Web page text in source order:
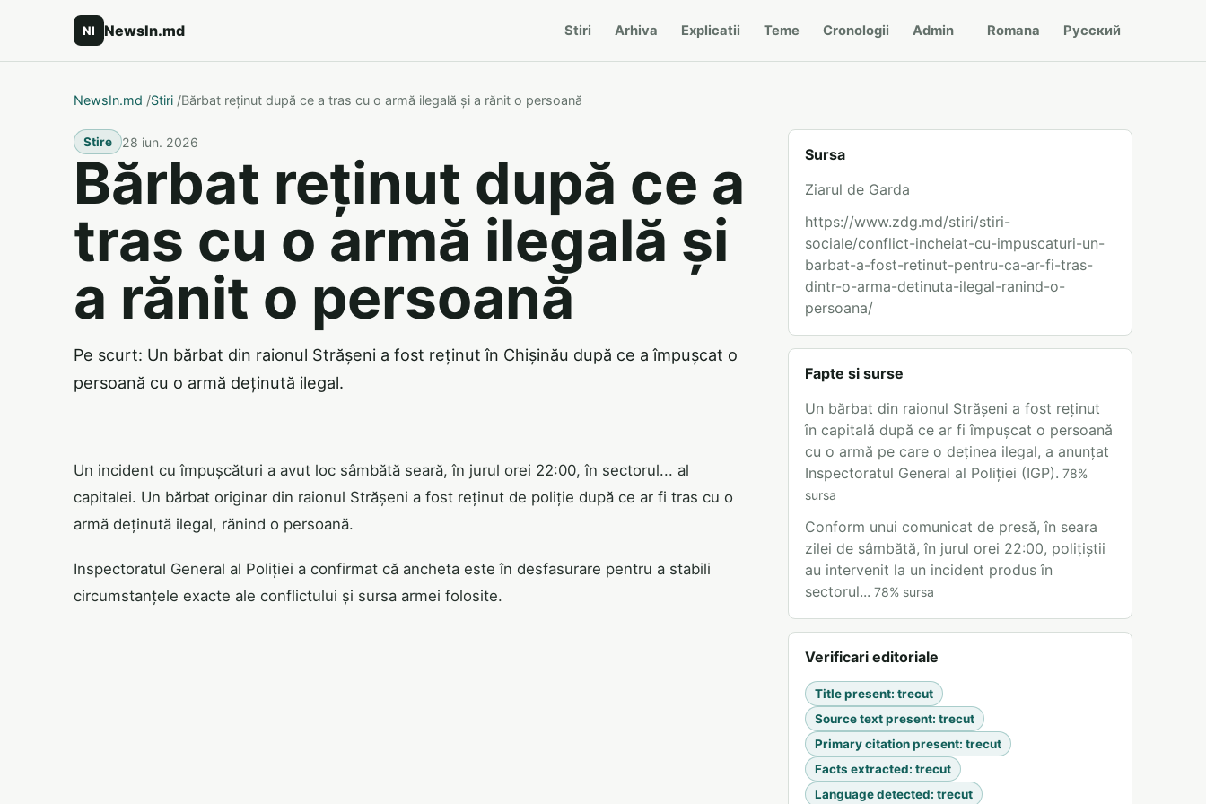
NI NewsIn.md Stiri Arhiva Explicatii Teme Cronologii Admin Romana Русский
NewsIn.md /Stiri /Bărbat reținut după ce a tras cu o armă ilegală și a rănit o persoană
Stire 28 iun. 2026
Bărbat reținut după ce a
tras cu o armă ilegală și
a rănit o persoană
Pe scurt: Un bărbat din raionul Strășeni a fost reținut în Chișinău după ce a împușcat o
persoană cu o armă deținută ilegal.
Un incident cu împușcături a avut loc sâmbătă seară, în jurul orei 22:00, în sectorul... al
capitalei. Un bărbat originar din raionul Strășeni a fost reținut de poliție după ce ar fi tras cu o
armă deținută ilegal, rănind o persoană.
Inspectoratul General al Poliției a confirmat că ancheta este în desfasurare pentru a stabili
circumstanțele exacte ale conflictului și sursa armei folosite.
Sursa
Ziarul de Garda
https://www.zdg.md/stiri/stiri-
sociale/conflict-incheiat-cu-impuscaturi-un-
barbat-a-fost-retinut-pentru-ca-ar-fi-tras-
dintr-o-arma-detinuta-ilegal-ranind-o-
persoana/
Fapte si surse
Un bărbat din raionul Strășeni a fost reținut
în capitală după ce ar fi împușcat o persoană
cu o armă pe care o deținea ilegal, a anunțat
Inspectoratul General al Poliției (IGP). 78%
sursa
Conform unui comunicat de presă, în seara
zilei de sâmbătă, în jurul orei 22:00, polițiștii
au intervenit la un incident produs în
sectorul... 78% sursa
Verificari editoriale
Title present: trecut
Source text present: trecut
Primary citation present: trecut
Facts extracted: trecut
Language detected: trecut